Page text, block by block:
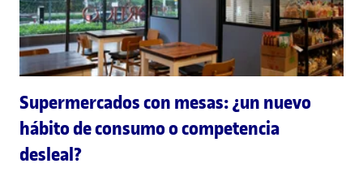
Supermercados con mesas: ¿un nuevo
hábito de consumo o competencia
desleal?